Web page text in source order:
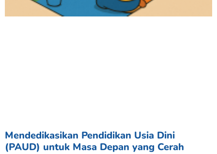
Mendedikasikan Pendidikan Usia Dini
(PAUD) untuk Masa Depan yang Cerah